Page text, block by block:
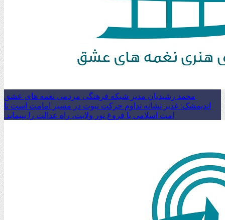
محمد رشیدیان مدیر شبکه فرهنگی مردمی نغمه های عشق
اندیمشک: غدیر نشانه تداوم حرکت نبوت در مسیر امامت است تا
امت اسلامی با فروغ نور ولایت، راه عدالت را بپیماید.